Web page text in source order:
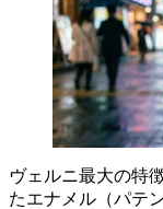
ヴェルニ最大の特
たエナメル（パテ